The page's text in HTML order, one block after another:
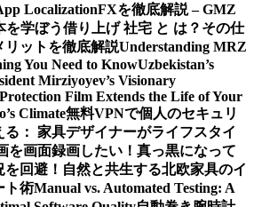
LocalizationFXを徹底解説 – GMZ
を学ぼう借り上げ 社宅 と は？その仕
リットを徹底解説Understanding MRZ
You Need to KnowUzbekistan’s
Mirziyoyev’s Visionary
Film Extends the Life of Your
Climate無料VPNで個人のセキュリ
る： 家具デザイナーがライフスタイ
を画面録画したい！真っ黒になって
回避！ 自然と共生する北欧家具のイ
ト術Manual vs. Automated Testing: A